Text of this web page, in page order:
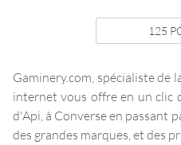
125
Gaminery.com, spécialiste de
internet vous offre en un clic
d'Api, à Converse en passant
des grandes marques, et des